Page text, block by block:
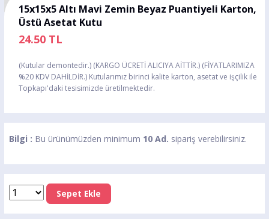
15x15x5 Altı Mavi Zemin Beyaz Puantiyeli Karton,
Üstü Asetat Kutu
24.50 TL
(Kutular demontedir.) (KARGO ÜCRETİ ALICIYA AİTTİR.) (FİYATLARIMIZA
%20 KDV DAHİLDİR.) Kutularımız birinci kalite karton, asetat ve işçilik ile
Topkapı'daki tesisimizde üretilmektedir.
Bilgi : Bu ürünümüzden minimum 10 Ad. sipariş verebilirsiniz.
Sepet Ekle